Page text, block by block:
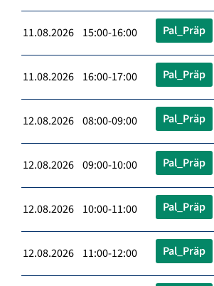
11.08.2026 15:00-16:00 Pal_Präp
11.08.2026 16:00-17:00 Pal_Präp
12.08.2026 08:00-09:00 Pal_Präp
12.08.2026 09:00-10:00 Pal_Präp
12.08.2026 10:00-11:00 Pal_Präp
12.08.2026 11:00-12:00 Pal_Präp